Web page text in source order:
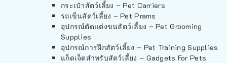
กระเป๋าสัตว์เลี้ยง – Pet Carriers
รถเข็นสัตว์เลี้ยง – Pet Prams
อุปกรณ์ตัดแต่งขนสัตว์เลี้ยง – Pet Grooming
Supplies
อุปกรณ์การฝึกสัตว์เลี้ยง – Pet Training Supplies
แก็ดเจ็ตสำหรับสัตว์เลี้ยง – Gadgets For Pets